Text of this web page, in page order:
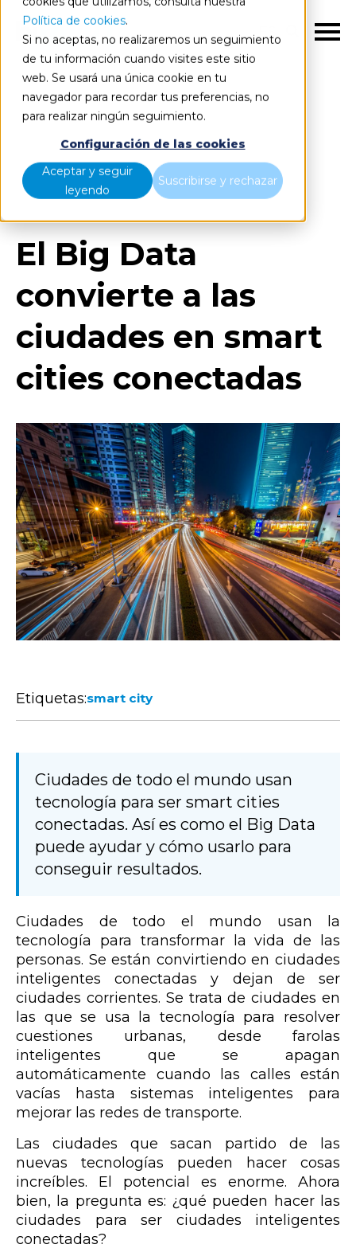
Política de cookies.
Si no aceptas, no realizaremos un seguimiento
de tu información cuando visites este sitio
web. Se usará una única cookie en tu
navegador para recordar tus preferencias, no
para realizar ningún seguimiento.
Configuración de las cookies
Aceptar y seguir
leyendo
Suscribirse y rechazar
ES
El Big Data convierte a las ciudades en smart cities
conectadas
El Big Data
convierte a las
ciudades en smart
cities conectadas
Etiquetas:smart city
Ciudades de todo el mundo usan
tecnología para ser smart cities
conectadas. Así es como el Big Data
puede ayudar y cómo usarlo para
conseguir resultados.
Ciudades de todo el mundo usan la
tecnología para transformar la vida de las
personas. Se están convirtiendo en ciudades
inteligentes conectadas y dejan de ser
ciudades corrientes. Se trata de ciudades en
las que se usa la tecnología para resolver
cuestiones urbanas, desde farolas
inteligentes que se apagan
automáticamente cuando las calles están
vacías hasta sistemas inteligentes para
mejorar las redes de transporte.
Las ciudades que sacan partido de las
nuevas tecnologías pueden hacer cosas
increíbles. El potencial es enorme. Ahora
bien, la pregunta es: ¿qué pueden hacer las
ciudades para ser ciudades inteligentes
conectadas?